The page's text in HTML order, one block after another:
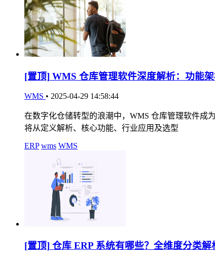
[置顶] WMS 仓库管理软件深度解析：功能
WMS • 2025-04-29 14:58:44
在数字化仓储转型的浪潮中，WMS 仓库管理软件成
将从定义解析、核心功能、行业应用及选型
ERP wms WMS
[置顶] 仓库 ERP 系统有哪些？全维度分类